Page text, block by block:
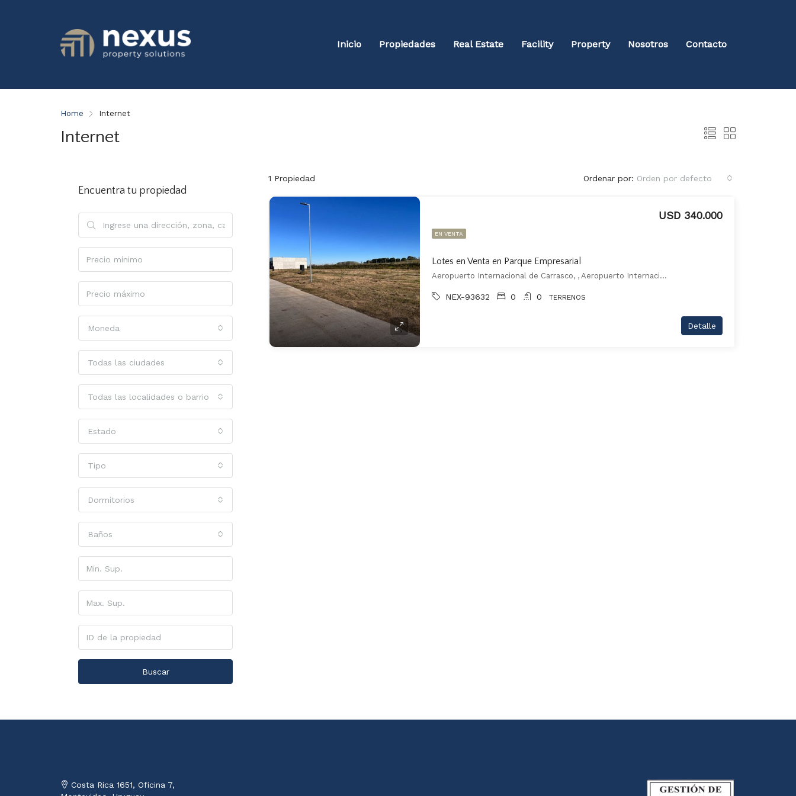
Inicio Propiedades Real Estate Facility Property Nosotros Contacto
Home Internet
Internet
1 Propiedad Ordenar por: Orden por defecto
EN VENTA
Lotes en Venta en Parque Empresarial
USD 340.000
Aeropuerto Internacional de Carrasco, , Aeropuerto Internacional De Carrasco
NEX-93632 0 0 TERRENOS
Detalle
Encuentra tu propiedad
Moneda
Todas las ciudades
Todas las localidades o barrios
Estado
Tipo
Dormitorios
Baños
Buscar
Costa Rica 1651, Oficina 7,